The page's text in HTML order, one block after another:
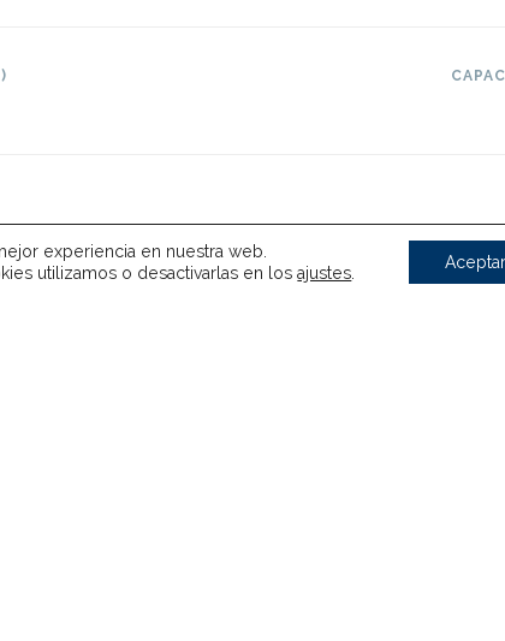
experiencia en nuestra web.
utilizamos o desactivarlas en losajustes
Aceptar